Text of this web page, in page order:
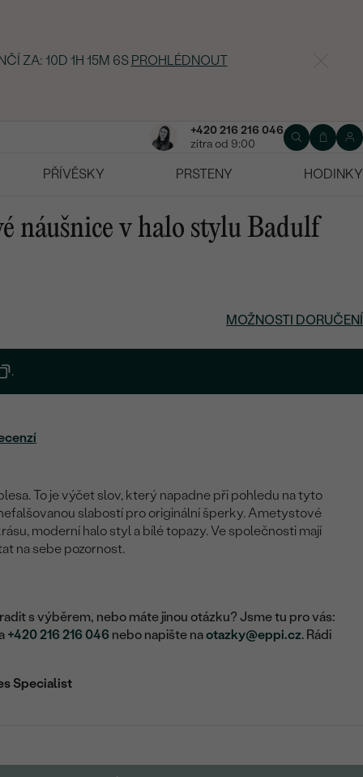
ZA: 10D 1H 15M 5S PROHLÉDNOUT
+420 216 216 046
zítra od 9:00
PŘÍVĚSKY PRSTENY
HODINKY
náušnice v halo stylu Badulf
MOŽNOSTI DORUČENÍ
.
To je výčet slov, který napadne při pohledu na tyto
slabostí pro originální šperky. Ametystové
moderní halo styl a bílé topazy. Ve společnosti mají
na sebe pozornost.
s výběrem, nebo máte jinou otázku? Jsme tu pro vás:
+420 216 216 046 nebo napište naotazky@eppi.cz. Rádi
Specialist